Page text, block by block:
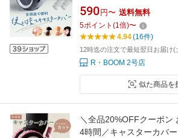
い捨て 車輪保護カバー
れを防止 転がり防止 ユニ
590 円〜 送料無料
5ポイント (1倍)〜
4.94(16件)
12時迄の注文で最短翌日お届け(
R・BOOM 2号店
似た商品を
＼全品20%OFFクーポン
4時間／キャスターカバ